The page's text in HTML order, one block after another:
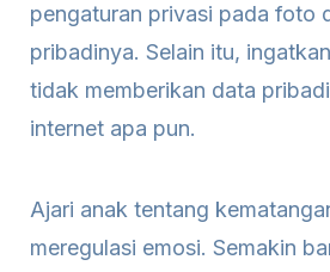
pengaturan privasi pada foto
pribadinya. Selain itu,
tidak memberikan data
internet apa pun.
Ajari anak tentang
meregulasi emosi. Semakin